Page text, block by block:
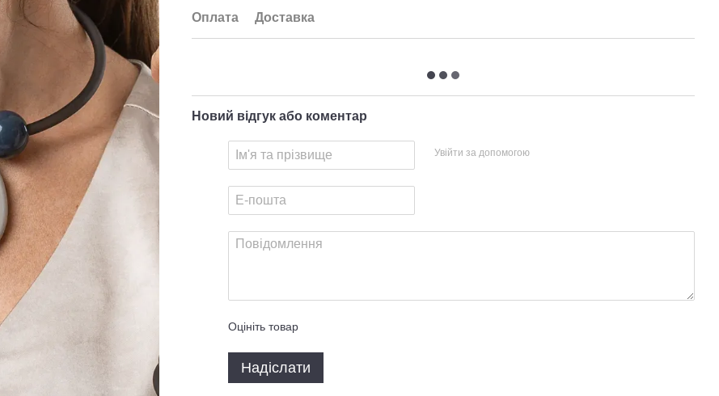
Оплата
Доставка
Новий відгук або коментар
Увійти за допомогою
Оцініть товар
Надіслати